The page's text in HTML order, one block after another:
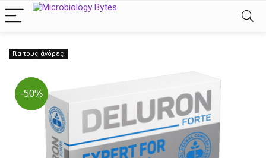
Για τους άνδρες
-50%